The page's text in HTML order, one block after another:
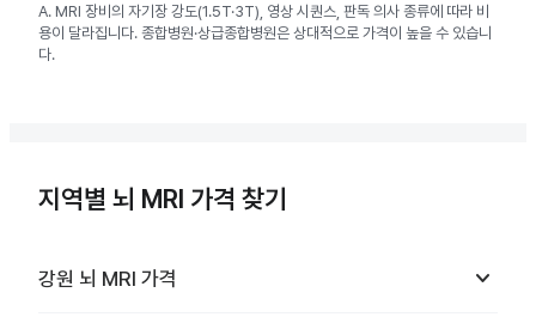
A. MRI 장비의 자기장 강도(1.5T·3T), 영상 시퀀스, 판독 의사 종류에 따라 비
용이 달라집니다. 종합병원·상급종합병원은 상대적으로 가격이 높을 수 있습니
다.
지역별 뇌 MRI 가격 찾기
강원 뇌 MRI 가격 keyboard_arrow_down